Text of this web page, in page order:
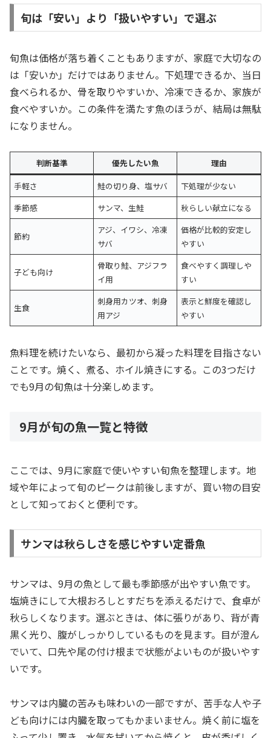
旬は「安い」より「扱いやすい」で選ぶ
旬魚は価格が落ち着くこともありますが、家庭で大切なの
は「安いか」だけではありません。下処理できるか、当日
食べられるか、骨を取りやすいか、冷凍できるか、家族が
食べやすいか。この条件を満たす魚のほうが、結局は無駄
になりません。
判断基準 優先したい魚
理由
手軽さ
鮭の切り身、塩サバ
下処理が少ない
季節感
サンマ、生鮭 秋らしい献立になる
節約
アジ、イワシ、冷凍
サバ
価格が比較的安定し
やすい
子ども向け
骨取り鮭、アジフラ
イ用
食べやすく調理しや
すい
生食
刺身用カツオ、刺身
用アジ
表示と鮮度を確認し
やすい
魚料理を続けたいなら、最初から凝った料理を目指さない
ことです。焼く、煮る、ホイル焼きにする。この3つだけ
でも9月の旬魚は十分楽しめます。
9月が旬の魚一覧と特徴
ここでは、9月に家庭で使いやすい旬魚を整理します。地
域や年によって旬のピークは前後しますが、買い物の目安
として知っておくと便利です。
サンマは秋らしさを感じやすい定番魚
サンマは、9月の魚として最も季節感が出やすい魚です。
塩焼きにして大根おろしとすだちを添えるだけで、食卓が
秋らしくなります。選ぶときは、体に張りがあり、背が青
黒く光り、腹がしっかりしているものを見ます。目が澄ん
でいて、口先や尾の付け根まで状態がよいものが扱いやす
いです。
サンマは内臓の苦みも味わいの一部ですが、苦手な人や子
ども向けには内臓を取ってもかまいません。焼く前に塩を